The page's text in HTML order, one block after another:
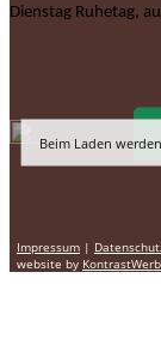
Dienstag Ruhetag,
Beim Laden
Impressum |
website by